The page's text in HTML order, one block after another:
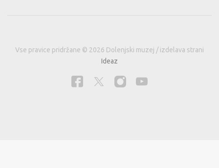
Vse pravice pridržane © 2026 Dolenjski muzej / izdelava strani
Ideaz